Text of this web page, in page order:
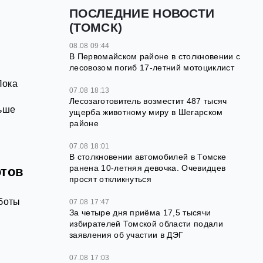
ПОСЛЕДНИЕ НОВОСТИ
(ТОМСК)
08.08 09:44
В Первомайском районе в столкновении с
лесовозом погиб 17-летний мотоциклист
07.08 18:13
Лесозаготовитель возместит 487 тысяч
ущерба животному миру в Шегарском
районе
07.08 18:01
В столкновении автомобилей в Томске
ранена 10-летняя девочка. Очевидцев
просят откликнуться
07.08 17:47
За четыре дня приёма 17,5 тысячи
избирателей Томской области подали
заявления об участии в ДЭГ
07.08 17:03